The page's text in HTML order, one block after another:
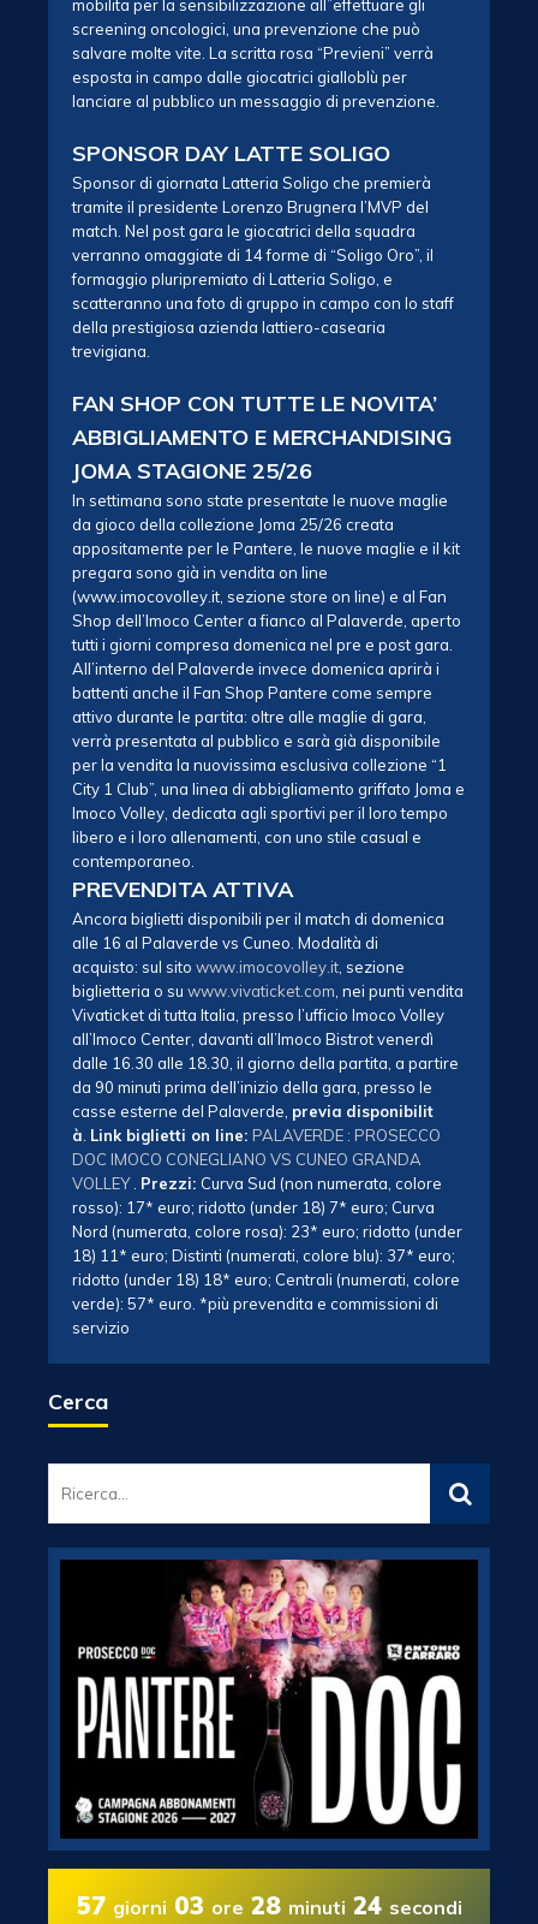
mobilita per la sensibilizzazione all”effettuare gli
screening oncologici, una prevenzione che può
salvare molte vite. La scritta rosa “Previeni” verrà
esposta in campo dalle giocatrici gialloblù per
lanciare al pubblico un messaggio di prevenzione.
SPONSOR DAY LATTE SOLIGO
Sponsor di giornata Latteria Soligo che premierà
tramite il presidente Lorenzo Brugnera l’MVP del
match. Nel post gara le giocatrici della squadra
verranno omaggiate di 14 forme di “Soligo Oro”, il
formaggio pluripremiato di Latteria Soligo, e
scatteranno una foto di gruppo in campo con lo staff
della prestigiosa azienda lattiero-casearia
trevigiana.
FAN SHOP CON TUTTE LE NOVITA’
ABBIGLIAMENTO E MERCHANDISING
JOMA STAGIONE 25/26
In settimana sono state presentate le nuove maglie
da gioco della collezione Joma 25/26 creata
appositamente per le Pantere, le nuove maglie e il kit
pregara sono già in vendita on line
(www.imocovolley.it, sezione store on line) e al Fan
Shop dell’Imoco Center a fianco al Palaverde, aperto
tutti i giorni compresa domenica nel pre e post gara.
All’interno del Palaverde invece domenica aprirà i
battenti anche il Fan Shop Pantere come sempre
attivo durante le partita: oltre alle maglie di gara,
verrà presentata al pubblico e sarà già disponibile
per la vendita la nuovissima esclusiva collezione “1
City 1 Club”, una linea di abbigliamento griffato Joma e
Imoco Volley, dedicata agli sportivi per il loro tempo
libero e i loro allenamenti, con uno stile casual e
contemporaneo.
PREVENDITA ATTIVA
Ancora biglietti disponibili per il match di domenica
alle 16 al Palaverde vs Cuneo. Modalità di
acquisto: sul sito www.imocovolley.it, sezione
biglietteria o su www.vivaticket.com, nei punti vendita
Vivaticket di tutta Italia, presso l’ufficio Imoco Volley
all’Imoco Center, davanti all’Imoco Bistrot venerdì
dalle 16.30 alle 18.30, il giorno della partita, a partire
da 90 minuti prima dell’inizio della gara, presso le
casse esterne del Palaverde, previa disponibilit
à. Link biglietti on line: PALAVERDE : PROSECCO
DOC IMOCO CONEGLIANO VS CUNEO GRANDA
VOLLEY. Prezzi: Curva Sud (non numerata, colore
rosso): 17* euro; ridotto (under 18) 7* euro; Curva
Nord (numerata, colore rosa): 23* euro; ridotto (under
18) 11* euro; Distinti (numerati, colore blu): 37* euro;
ridotto (under 18) 18* euro; Centrali (numerati, colore
verde): 57* euro. *più prevendita e commissioni di
servizio
Cerca
57 giorni 03 ore 28 minuti 23 secondi